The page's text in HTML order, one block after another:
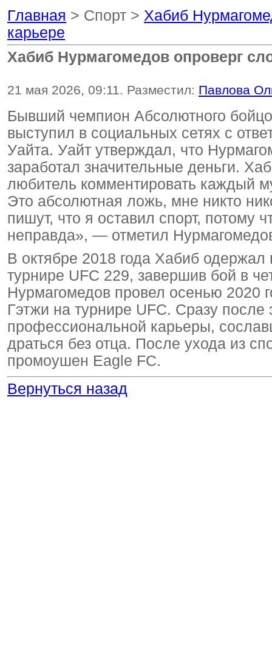
Главная > Спорт > Хабиб
карьере
Хабиб Нурмагомедов опроверг
21 мая 2026, 09:11. Разместил: Павлова
Бывший чемпион Абсолютного
выступил в социальных сетях с
Уайта. Уайт утверждал, что
заработал значительные деньги.
любитель комментировать каждый
Это абсолютная ложь, мне никто
пишут, что я оставил спорт, потому
неправда», — отметил
В октябре 2018 года Хабиб
турнире UFC 229, завершив бой в
Нурмагомедов провел осенью 2020
Гэтжи на турнире UFC. Сразу
профессиональной карьеры,
драться без отца. После ухода из
промоушен Eagle FC.
Вернуться назад